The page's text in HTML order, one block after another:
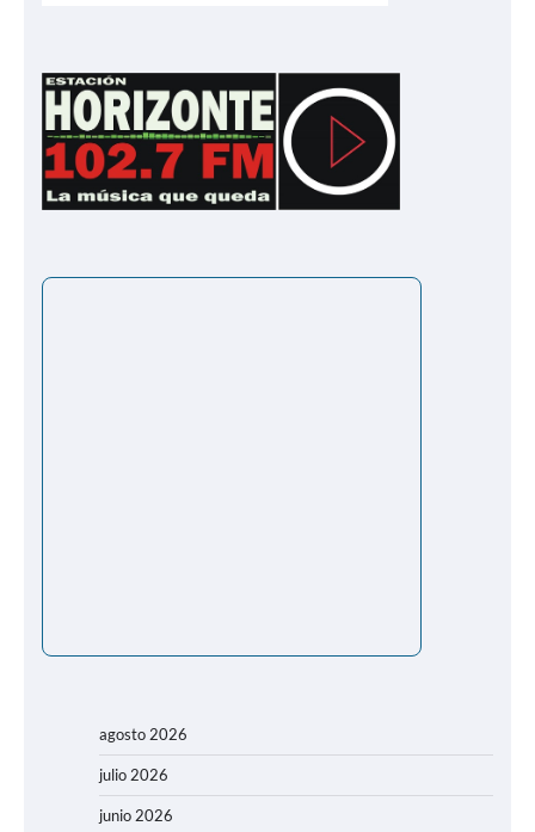
agosto 2026
julio 2026
junio 2026